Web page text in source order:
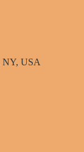
NY, USA